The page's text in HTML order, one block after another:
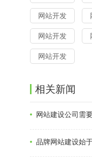
网站开发
网站开发
网站开发
相关新闻
网站建设公司需
品牌网站建设始